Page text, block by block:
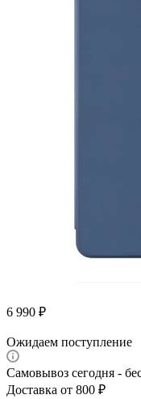
6 990 ₽
Ожидаем поступление
Самовывоз сегодня -
Доставка от 800 ₽